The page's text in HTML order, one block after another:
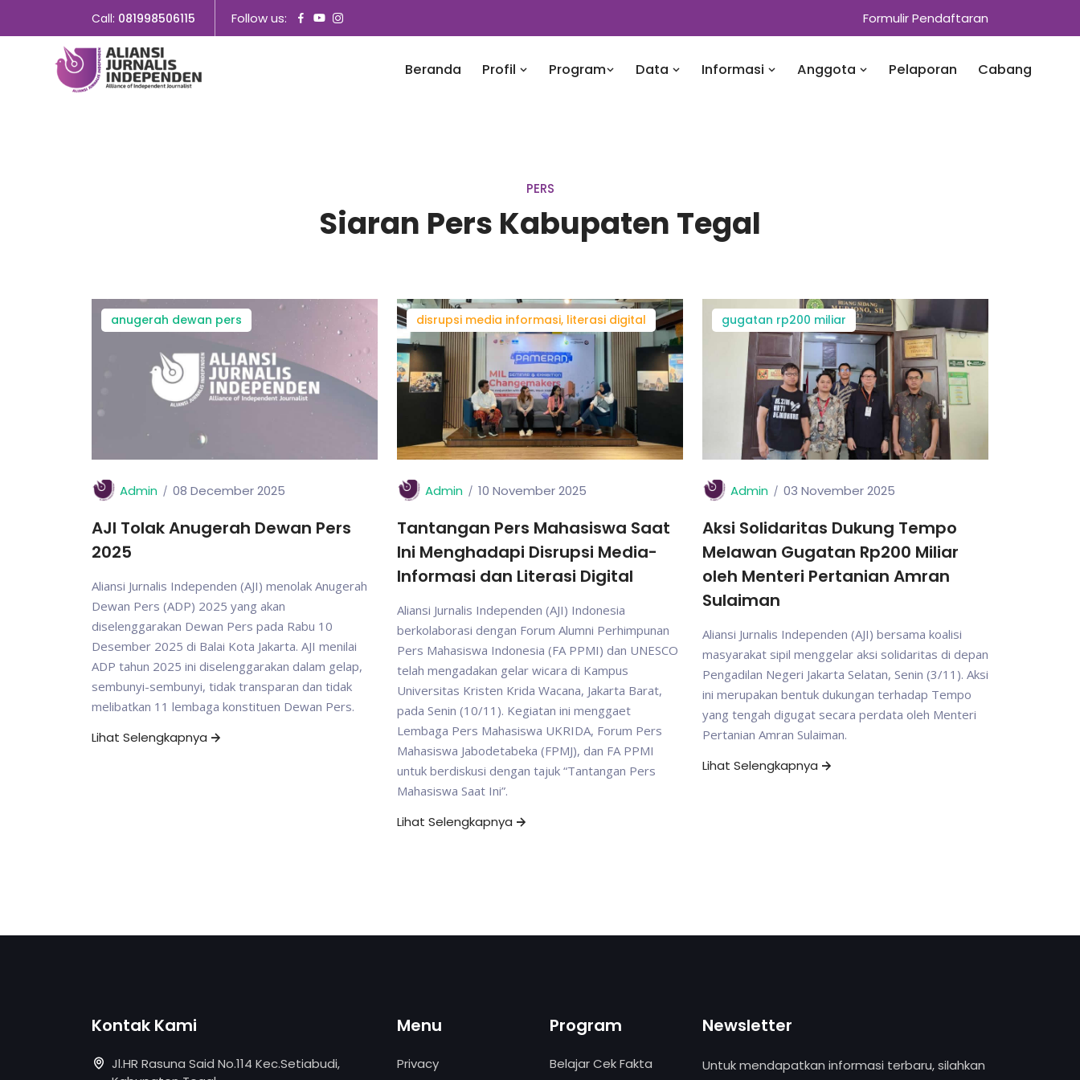
Call: 081998506115 Follow us: Formulir Pendaftaran
Beranda Profil Program Data Informasi Anggota Pelaporan Cabang
PERS
Siaran Pers Kabupaten Tegal
anugerah dewan pers
Admin 08 December 2025
AJI Tolak Anugerah Dewan Pers
2025
Aliansi Jurnalis Independen (AJI) menolak Anugerah
Dewan Pers (ADP) 2025 yang akan
diselenggarakan Dewan Pers pada Rabu 10
Desember 2025 di Balai Kota Jakarta. AJI menilai
ADP tahun 2025 ini diselenggarakan dalam gelap,
sembunyi-sembunyi, tidak transparan dan tidak
melibatkan 11 lembaga konstituen Dewan Pers.
Lihat Selengkapnya
disrupsi media informasi, literasi digital
Admin 10 November 2025
Tantangan Pers Mahasiswa Saat
Ini Menghadapi Disrupsi Media-
Informasi dan Literasi Digital
Aliansi Jurnalis Independen (AJI) Indonesia
berkolaborasi dengan Forum Alumni Perhimpunan
Pers Mahasiswa Indonesia (FA PPMI) dan UNESCO
telah mengadakan gelar wicara di Kampus
Universitas Kristen Krida Wacana, Jakarta Barat,
pada Senin (10/11). Kegiatan ini menggaet
Lembaga Pers Mahasiswa UKRIDA, Forum Pers
Mahasiswa Jabodetabeka (FPMJ), dan FA PPMI
untuk berdiskusi dengan tajuk “Tantangan Pers
Mahasiswa Saat Ini”.
Lihat Selengkapnya
gugatan rp200 miliar
Admin 03 November 2025
Aksi Solidaritas Dukung Tempo
Melawan Gugatan Rp200 Miliar
oleh Menteri Pertanian Amran
Sulaiman
Aliansi Jurnalis Independen (AJI) bersama koalisi
masyarakat sipil menggelar aksi solidaritas di depan
Pengadilan Negeri Jakarta Selatan, Senin (3/11). Aksi
ini merupakan bentuk dukungan terhadap Tempo
yang tengah digugat secara perdata oleh Menteri
Pertanian Amran Sulaiman.
Lihat Selengkapnya
Kontak Kami
Jl.HR Rasuna Said No.114 Kec.Setiabudi,
Menu
Privacy
Program
Belajar Cek Fakta
Newsletter
Untuk mendapatkan informasi terbaru, silahkan